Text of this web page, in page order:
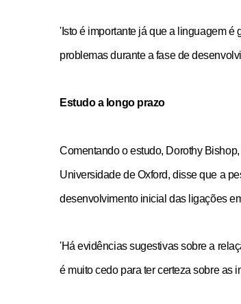
'Isto é importante já que a linguagem é
problemas durante a fase de
Estudo a longo prazo
Comentando o estudo, Dorothy
Universidade de Oxford, disse que a
desenvolvimento inicial das ligações
'Há evidências sugestivas sobre a
é muito cedo para ter certeza sobre as